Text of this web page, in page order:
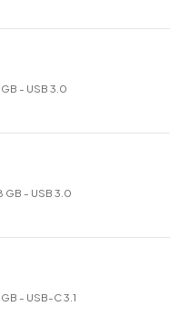
- USB 3.0
GB - USB 3.0
- USB-C 3.1